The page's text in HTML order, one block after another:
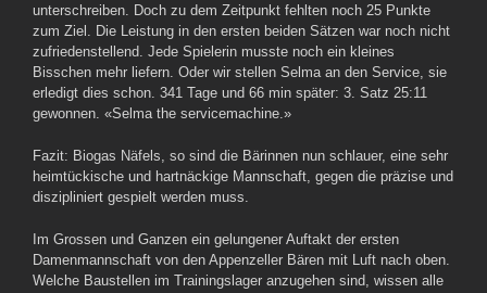
unterschreiben. Doch zu dem Zeitpunkt fehlten noch 25 Punkte
zum Ziel. Die Leistung in den ersten beiden Sätzen war noch nicht
zufriedenstellend. Jede Spielerin musste noch ein kleines
Bisschen mehr liefern. Oder wir stellen Selma an den Service, sie
erledigt dies schon. 341 Tage und 66 min später: 3. Satz 25:11
gewonnen. «Selma the servicemachine.»
Fazit: Biogas Näfels, so sind die Bärinnen nun schlauer, eine sehr
heimtückische und hartnäckige Mannschaft, gegen die präzise und
diszipliniert gespielt werden muss.
Im Grossen und Ganzen ein gelungener Auftakt der ersten
Damenmannschaft von den Appenzeller Bären mit Luft nach oben.
Welche Baustellen im Trainingslager anzugehen sind, wissen alle